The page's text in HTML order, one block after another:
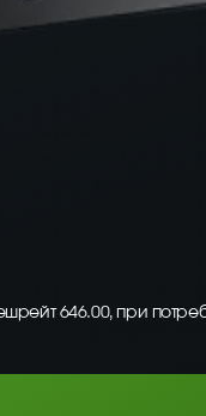
646.00, при